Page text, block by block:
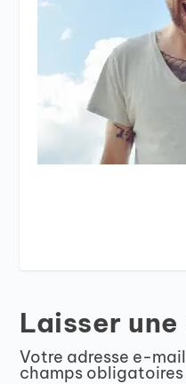
Laisser
Votre adresse e-
champs